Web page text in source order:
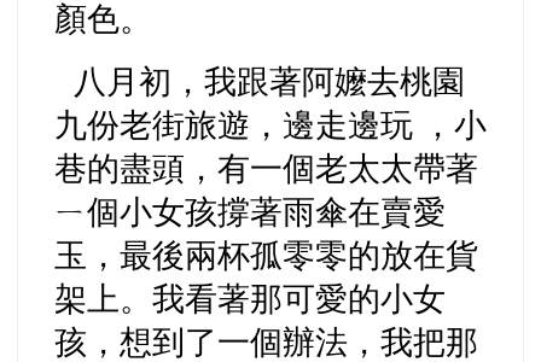
顏色。
八月初，我跟著阿嬤去桃園
九份老街旅遊，邊走邊玩 ，小
巷的盡頭，有一個老太太帶著
ㄧ個小女孩撐著雨傘在賣愛
玉，最後兩杯孤零零的放在貨
架上。我看著那可愛的小女
孩，想到了一個辦法，我把那